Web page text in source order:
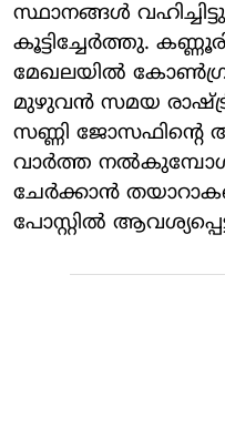
സ്ഥാനങ്ങള്‍
കൂട്ടിച്ചേര്‍ത്തു.
മേഖലയില്‍
മുഴുവന്‍ സമയ
സണ്ണി ജോസഫിന്റെ
വാര്‍ത്ത
ചേര്‍ക്കാന്‍
പോസ്റ്റില്‍